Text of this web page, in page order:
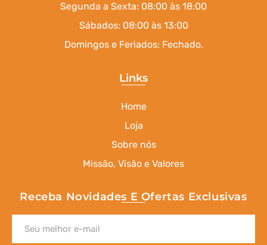
Segunda a Sexta: 08:00 às 18:00
Sábados: 08:00 às 13:00
Domingos e Feriados: Fechado.
Links
Home
Loja
Sobre nós
Missão, Visão e Valores
Receba Novidades E Ofertas Exclusivas